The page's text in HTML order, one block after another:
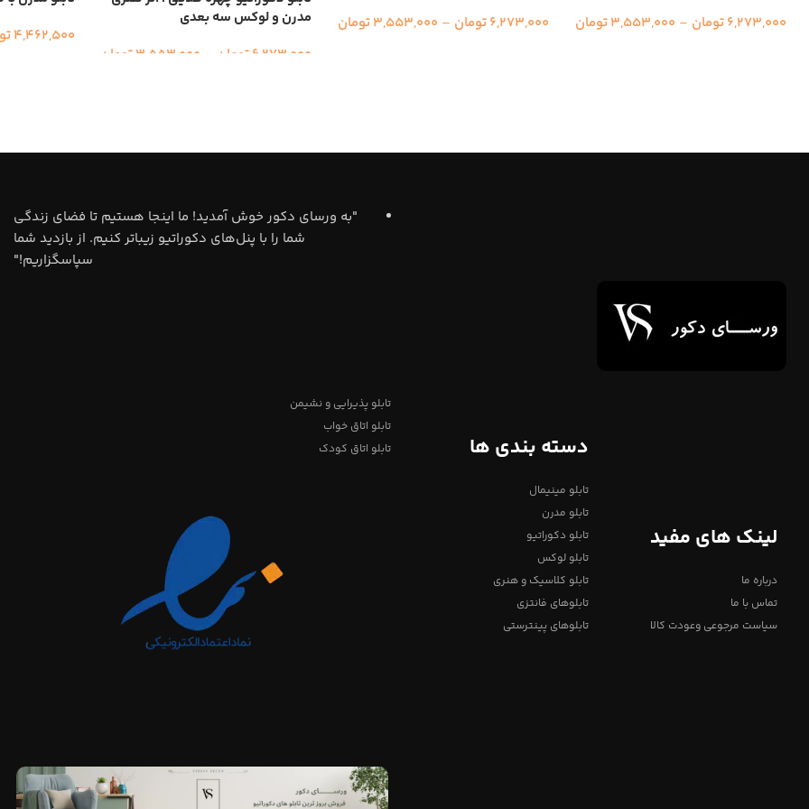
6,273,000تومان –
3,553,000تومان
6,273,000تومان –
3,553,000تومان
مدرن و لوکس سه بعدی
6,273,000تومان 3,553,000تومان
4,462,500
لینک های مفید
درباره ما
تماس با ما
سیاست مرجوعی وعودت کالا
دسته بندی ها
تابلو مینیمال
تابلو مدرن
تابلو دکوراتیو
تابلو لوکس
تابلو کلاسیک و هنری
تابلوهای فانتزی
تابلوهای پینترستی
"به ورسای دکور خوش آمدید! ما اینجا هستیم تا فضای زندگی
شما را با پنل‌های دکوراتیو زیباتر کنیم. از بازدید شما
سپاسگزاریم!"
تابلو پذیرایی و نشیمن
تابلو اتاق خواب
تابلو اتاق کودک